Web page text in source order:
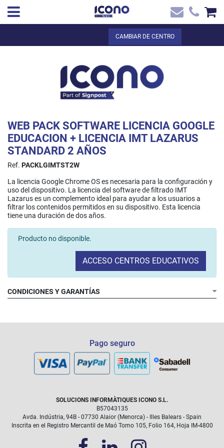
VER LA CESTA
ES ✖
Inicio
CAMBIAR DE CENTRO
WEB PACK SOFTWARE LICENCIA GOOGLE
EDUCACION + LICENCIA IMT LAZARUS
STANDARD 2 AÑOS
Ref. PACKLGIMTST2W
La licencia Google Chrome OS es necesaria para la configuración y
uso del dispositivo. La licencia del software de filtrado IMT
Lazarus es un complemento ideal para ayudar a los usuarios a
filtrar los contenidos permitidos en su dispositivo. Esta licencia
tiene una duración de dos años.
Producto no disponible.
ACCESO CENTROS EDUCATIVOS
CONDICIONES Y GARANTÍAS
Pago seguro
SOLUCIONS INFORMÀTIQUES ICONO S.L.
B57043135
Avda. Indústria, 94B - 07730 Alaior (Menorca) - Illes Balears - Spain
Inscrita en el Registro Mercantil de Maó Tomo 105, Folio 164, Hoja IM-4800